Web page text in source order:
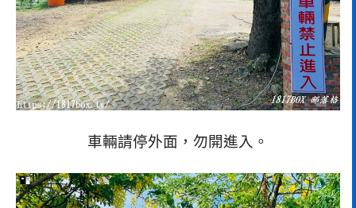
車輛請停外面，勿開進入。